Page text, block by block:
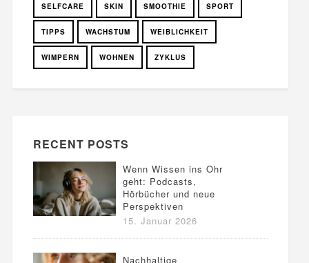
SELFCARE SKIN SMOOTHIE SPORT
TIPPS WACHSTUM WEIBLICHKEIT
WIMPERN WOHNEN ZYKLUS
RECENT POSTS
Wenn Wissen ins Ohr
geht: Podcasts,
Hörbücher und neue
Perspektiven
15. Januar 2026
Nachhaltige